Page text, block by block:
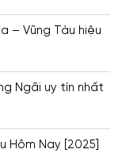
– Vũng Tàu hiệu
Ngãi uy tín nhất
Hôm Nay [2025]